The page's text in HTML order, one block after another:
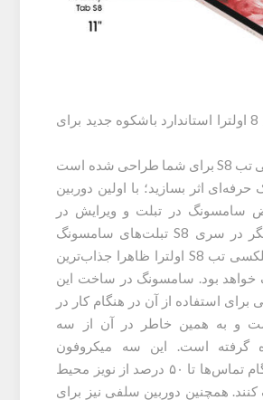
گلکسی تب اس 8 اولترا استاندارد باشکوه جدید برای
بزرگترین گلکسی تب S8 برای شما طراحی شده است
حرفه‌ای اثر بسازید؛ با اولین دوربین
سامسونگ در تبلت و ویرایش در
بزرگترین نمایشگر در سری S8 تبلت‌های سامسونگ
عکاسی کنید. گلکسی تب S8 اولترا ظاهرا جذاب‌ترین
بود. سامسونگ در ساخت این
برای استفاده از آن در هنگام کار در
و به همین خاطر در آن از سه
گرفته است. این سه میکروفون
می‌توانند در هنگام تماس‌ها تا ۵۰ درصد از نویز محیط
همچنین دوربین سلفی نیز برای